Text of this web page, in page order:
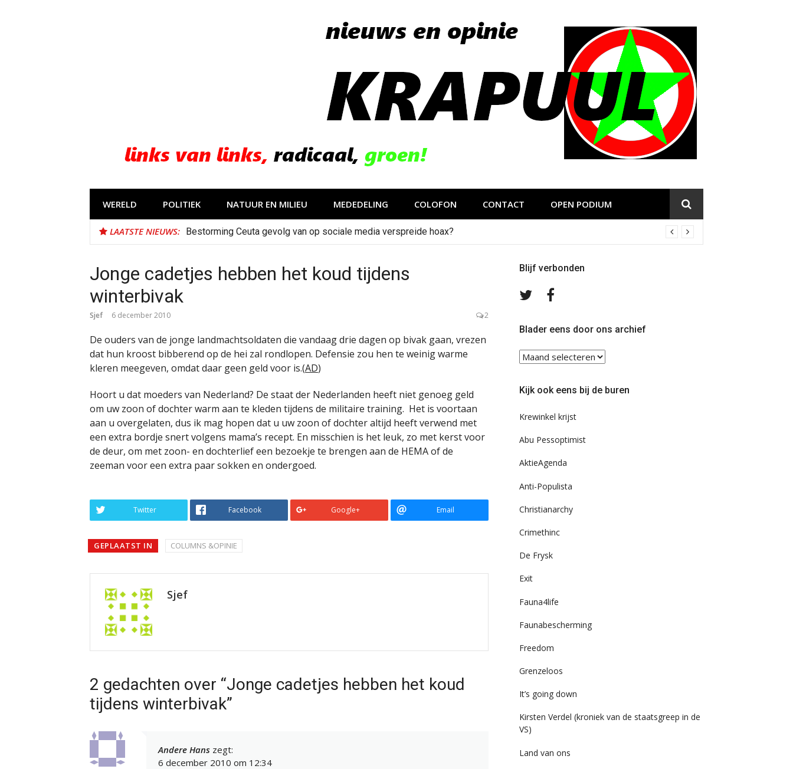
WERELD POLITIEK NATUUR EN MILIEU MEDEDELING COLOFON CONTACT OPEN PODIUM
LAATSTE NIEUWS: Bestorming Ceuta gevolg van op sociale media verspreide hoax?
Jonge cadetjes hebben het koud tijdens
winterbivak
Sjef 6 december 2010 2
De ouders van de jonge landmachtsoldaten die vandaag drie dagen op bivak gaan, vrezen
dat hun kroost bibberend op de hei zal rondlopen. Defensie zou hen te weinig warme
kleren meegeven, omdat daar geen geld voor is.(AD)
Hoort u dat moeders van Nederland? De staat der Nederlanden heeft niet genoeg geld
om uw zoon of dochter warm aan te kleden tijdens de militaire training. Het is voortaan
aan u overgelaten, dus ik mag hopen dat u uw zoon of dochter altijd heeft verwend met
een extra bordje snert volgens mama’s recept. En misschien is het leuk, zo met kerst voor
de deur, om met zoon- en dochterlief een bezoekje te brengen aan de HEMA of de
zeeman voor een extra paar sokken en ondergoed.
Twitter Facebook Google+ Email
GEPLAATST IN COLUMNS &OPINIE
Sjef
2 gedachten over “Jonge cadetjes hebben het koud
tijdens winterbivak”
Andere Hans zegt:
6 december 2010 om 12:34
Blijf verbonden
Volg
TwitterFacebook
Blader eens door ons archief
Blader
eens
ons
Kijk ook eens bij de buren
Krewinkel krijst
Abu Pessoptimist
AktieAgenda
Anti-Populista
Christianarchy
Crimethinc
De Frysk
Exit
Fauna4life
Faunabescherming
Freedom
Grenzeloos
It’s going down
Kirsten Verdel (kroniek van de staatsgreep in de
VS)
Land van ons